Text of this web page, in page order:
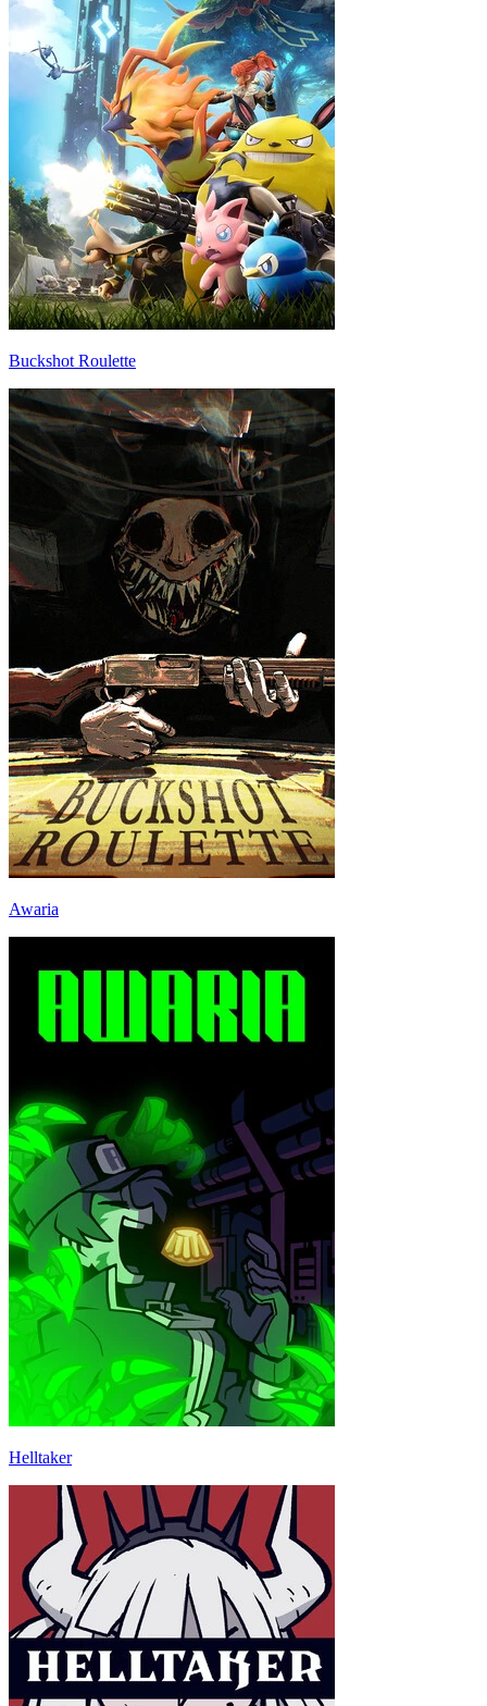
Buckshot Roulette
Awaria
Helltaker